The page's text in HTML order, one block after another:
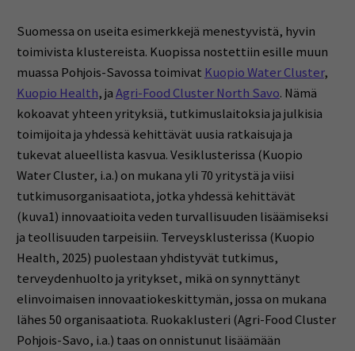
Suomessa on useita esimerkkejä menestyvistä, hyvin
toimivista klustereista. Kuopissa nostettiin esille muun
muassa Pohjois-Savossa toimivat Kuopio Water Cluster,
Kuopio Health, jaAgri-Food Cluster North Savo. Nämä
kokoavat yhteen yrityksiä, tutkimuslaitoksia ja julkisia
toimijoita ja yhdessä kehittävät uusia ratkaisuja ja
tukevat alueellista kasvua. Vesiklusterissa (Kuopio
Water Cluster, i.a.) on mukana yli 70 yritystä ja viisi
tutkimusorganisaatiota, jotka yhdessä kehittävät
(kuva1) innovaatioita veden turvallisuuden lisäämiseksi
ja teollisuuden tarpeisiin. Terveysklusterissa (Kuopio
Health, 2025) puolestaan yhdistyvät tutkimus,
terveydenhuolto ja yritykset, mikä on synnyttänyt
elinvoimaisen innovaatiokeskittymän, jossa on mukana
lähes 50 organisaatiota. Ruokaklusteri (Agri-Food Cluster
Pohjois-Savo, i.a.) taas on onnistunut lisäämään